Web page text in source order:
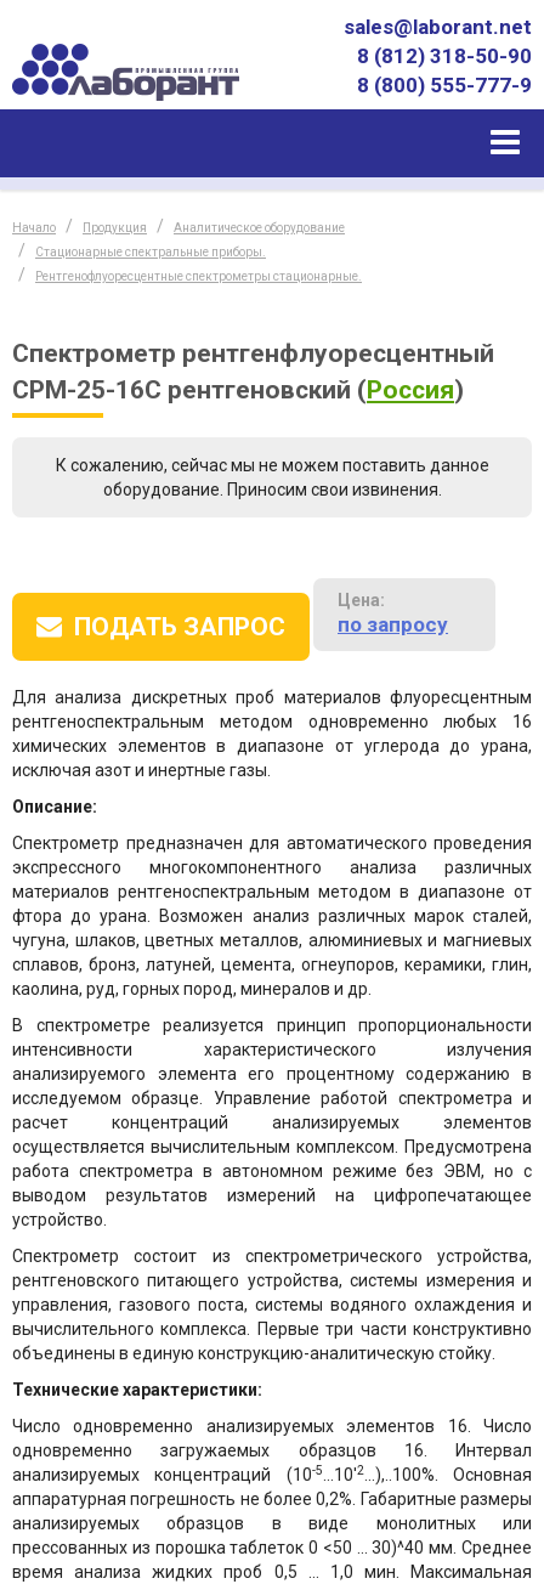
sales@laborant.net
8 (812) 318-50-90
8 (800) 555-777-9
Начало Продукция
Аналитическое оборудование
Стационарные спектральные приборы.
Рентгенофлуоресцентные спектрометры стационарные.
Спектрометр рентгенфлуоресцентный
СРМ-25-16С рентгеновский (Россия)
К сожалению, сейчас мы не можем поставить данное
оборудование. Приносим свои извинения.
ПОДАТЬ ЗАПРОС
Цена:
по запросу
Для анализа дискретных проб материалов флуоресцентным
рентгеноспектральным методом одновременно любых 16
химических элементов в диапазоне от углерода до урана,
исключая азот и инертные газы.
Описание:
Спектрометр предназначен для автоматического проведения
экспрессного многокомпонентного анализа различных
материалов рентгеноспектральным методом в диапазоне от
фтора до урана. Возможен анализ различных марок сталей,
чугуна, шлаков, цветных металлов, алюминиевых и магниевых
сплавов, бронз, латуней, цемента, огнеупоров, керамики, глин,
каолина, руд, горных пород, минералов и др.
В спектрометре реализуется принцип пропорциональности
интенсивности характеристического излучения
анализируемого элемента его процентному содержанию в
исследуемом образце. Управление работой спектрометра и
расчет концентраций анализируемых элементов
осуществляется вычислительным комплексом. Предусмотрена
работа спектрометра в автономном режиме без ЭВМ, но с
выводом результатов измерений на цифропечатающее
устройство.
Спектрометр состоит из спектрометрического устройства,
рентгеновского питающего устройства, системы измерения и
управления, газового поста, системы водяного охлаждения и
вычислительного комплекса. Первые три части конструктивно
объединены в единую конструкцию-аналитическую стойку.
Технические характеристики:
Число одновременно анализируемых элементов 16. Число
одновременно загружаемых образцов 16. Интервал
анализируемых концентраций (10-5...10'2...),..100%. Основная
аппаратурная погрешность не более 0,2%. Габаритные размеры
анализируемых образцов в виде монолитных или
прессованных из порошка таблеток 0 <50 ... 30)^40 мм. Среднее
время анализа жидких проб 0,5 ... 1,0 мин. Максимальная